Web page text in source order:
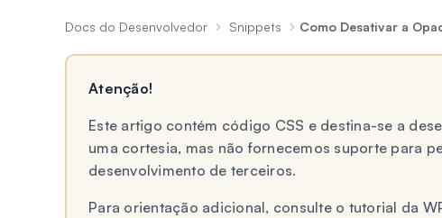
Docs do Desenvolvedor Snippets Como Desativar a
Atenção!
Este artigo contém código CSS e destina-se a
uma cortesia, mas não fornecemos suporte para
desenvolvimento de terceiros.
Para orientação adicional, consulte o tutorial da